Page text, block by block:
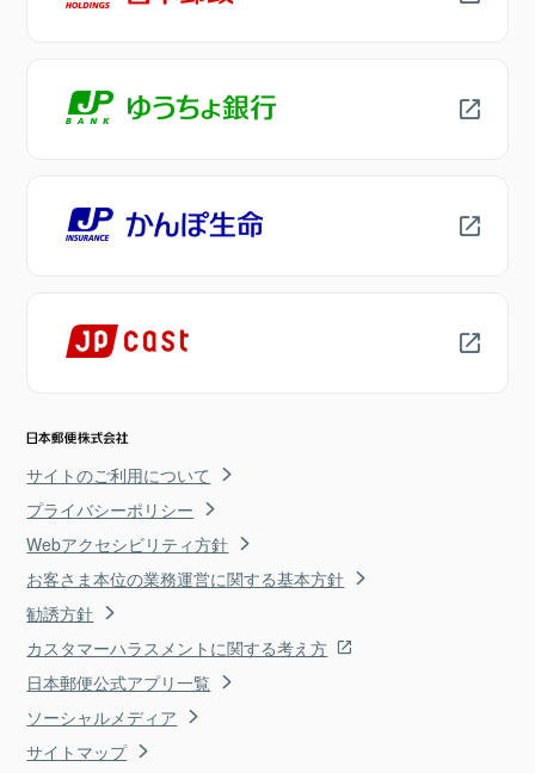
サイトのご利用について
プライバシーポリシー
Webアクセシビリティ方針
お客さま本位の業務運営に関する基本方針
勧誘方針
カスタマーハラスメントに関する考え方
日本郵便公式アプリ一覧
ソーシャルメディア
サイトマップ